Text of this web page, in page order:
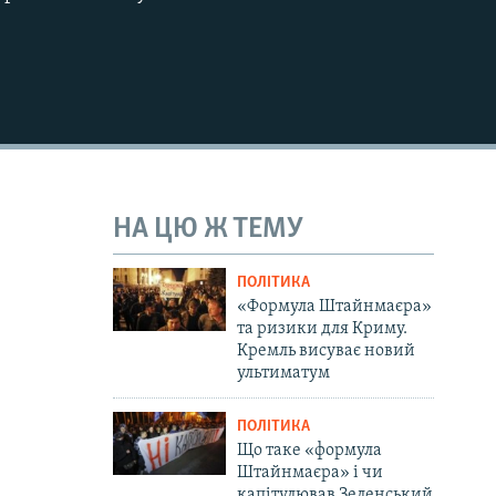
НА ЦЮ Ж ТЕМУ
ПОЛІТИКА
«Формула Штайнмаєра»
та ризики для Криму.
Кремль висуває новий
ультиматум
ПОЛІТИКА
Що таке «формула
Штайнмаєра» і чи